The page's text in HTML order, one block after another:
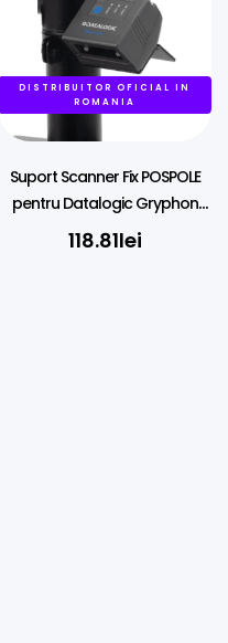
DISTRIBUITOR OFICIAL IN
ROMANIA
Suport Scanner Fix POSPOLE
pentru Datalogic Gryphon
GFS4400, Montare pe Stâlp
118.81lei